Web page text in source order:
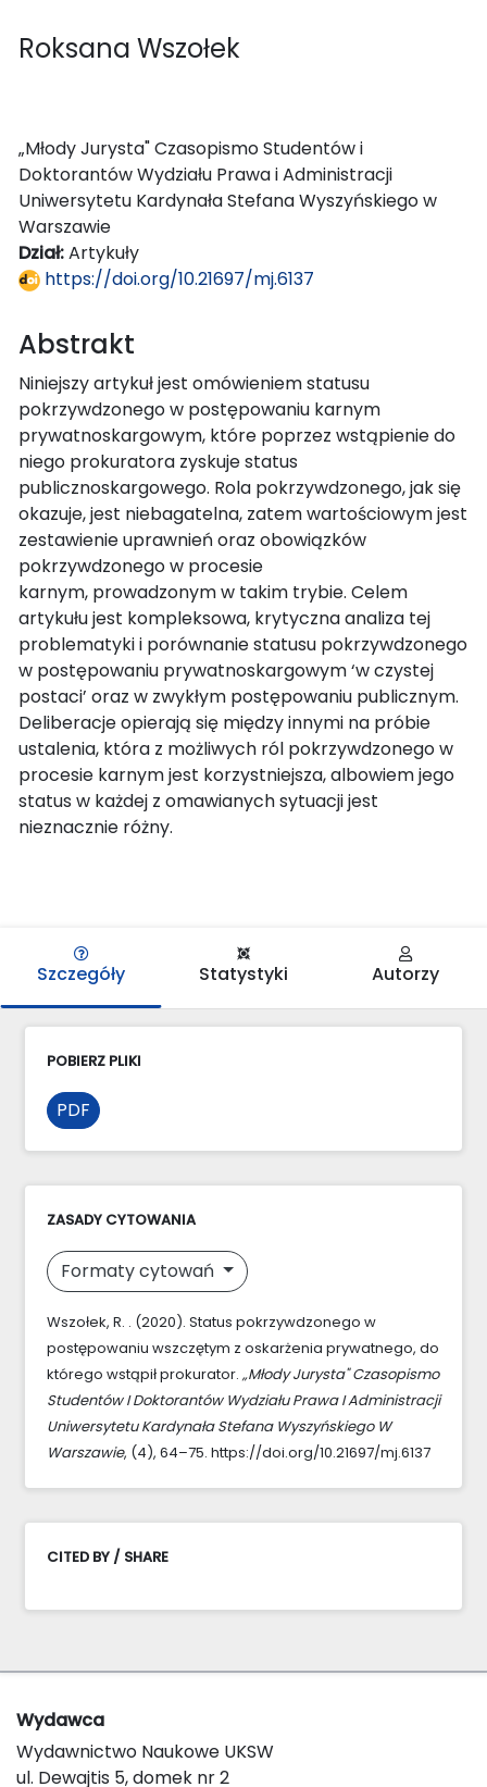
Roksana Wszołek
„Młody Jurysta" Czasopismo Studentów i
Doktorantów Wydziału Prawa i Administracji
Uniwersytetu Kardynała Stefana Wyszyńskiego w
Warszawie
Dział:Artykuły
https://doi.org/10.21697/mj.6137
Abstrakt
Niniejszy artykuł jest omówieniem statusu
pokrzywdzonego w postępowaniu karnym
prywatnoskargowym, które poprzez wstąpienie do
niego prokuratora zyskuje status
publicznoskargowego. Rola pokrzywdzonego, jak się
okazuje, jest niebagatelna, zatem wartościowym jest
zestawienie uprawnień oraz obowiązków
pokrzywdzonego w procesie
karnym, prowadzonym w takim trybie. Celem
artykułu jest kompleksowa, krytyczna analiza tej
problematyki i porównanie statusu pokrzywdzonego
w postępowaniu prywatnoskargowym ‘w czystej
postaci’ oraz w zwykłym postępowaniu publicznym.
Deliberacje opierają się między innymi na próbie
ustalenia, która z możliwych ról pokrzywdzonego w
procesie karnym jest korzystniejsza, albowiem jego
status w każdej z omawianych sytuacji jest
nieznacznie różny.
Szczegóły Statystyki Autorzy
POBIERZ PLIKI
PDF
ZASADY CYTOWANIA
Formaty cytowań
Wszołek, R. . (2020). Status pokrzywdzonego w
postępowaniu wszczętym z oskarżenia prywatnego, do
którego wstąpił prokurator. „Młody Jurysta" Czasopismo
Studentów I Doktorantów Wydziału Prawa I Administracji
Uniwersytetu Kardynała Stefana Wyszyńskiego W
Warszawie, (4), 64–75. https://doi.org/10.21697/mj.6137
CITED BY / SHARE
Wydawca
Wydawnictwo Naukowe UKSW
ul. Dewajtis 5, domek nr 2